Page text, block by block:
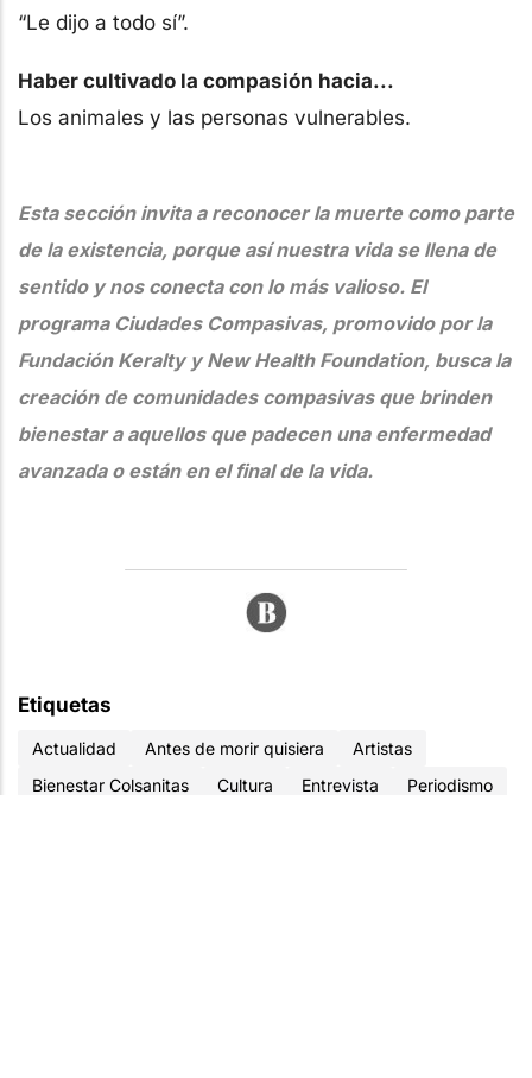
“Le dijo a todo sí”.
Haber cultivado la compasión hacia...
Los animales y las personas vulnerables.
Esta sección invita a reconocer la muerte como parte
de la existencia, porque así nuestra vida se llena de
sentido y nos conecta con lo más valioso. El
programa Ciudades Compasivas, promovido por la
Fundación Keralty y New Health Foundation, busca la
creación de comunidades compasivas que brinden
bienestar a aquellos que padecen una enfermedad
avanzada o están en el final de la vida.
Etiquetas
Actualidad Antes de morir quisiera
Artistas
Bienestar Colsanitas
Cultura Entrevista
Periodismo